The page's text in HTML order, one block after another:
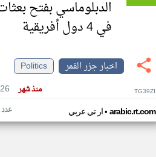
أهم اخبارالدبلوماسي بفتح
في 4 دول أفريقية
اخبار جزر القمر
Politics
منذ شهر TG39ZI
ار تي عربي• arabic.rt.com عدد